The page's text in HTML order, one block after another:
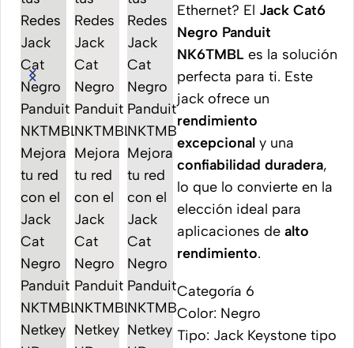
Ethernet? El Jack Cat6
Negro Panduit
NK6TMBL es la solución
perfecta para ti. Este
jack ofrece un
rendimiento
excepcional y una
confiabilidad duradera,
lo que lo convierte en la
elección ideal para
aplicaciones de alto
rendimiento.
Categoría 6
Color: Negro
Tipo: Jack Keystone tipo